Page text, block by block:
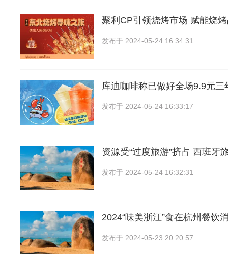
聚利CP引领烧烤市场 赋能烧
发布于 2024-05-24 16:34:31
库迪咖啡称已做好全场9.9元三
发布于 2024-05-24 16:33:17
资源受“过度旅游”挤占 西班牙
发布于 2024-05-24 16:32:31
2024“味美浙江”食在杭州餐饮
发布于 2024-05-23 20:20:57